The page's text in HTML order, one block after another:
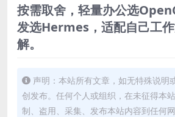
按需取舍，轻量办公选
发选Hermes，适配自己工
解。
声明：本站所有文章，如无特殊说明
创发布。任何个人或组织，在未征得本
制、盗用、采集、发布本站内容到任何